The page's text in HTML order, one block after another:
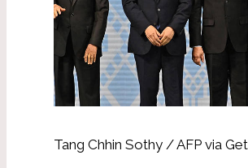
Tang Chhin Sothy / AFP via